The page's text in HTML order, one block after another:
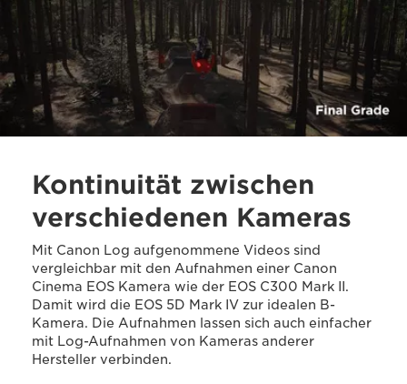
Kontinuität zwischen
verschiedenen Kameras
Mit Canon Log aufgenommene Videos sind
vergleichbar mit den Aufnahmen einer Canon
Cinema EOS Kamera wie der EOS C300 Mark II.
Damit wird die EOS 5D Mark IV zur idealen B-
Kamera. Die Aufnahmen lassen sich auch einfacher
mit Log-Aufnahmen von Kameras anderer
Hersteller verbinden.